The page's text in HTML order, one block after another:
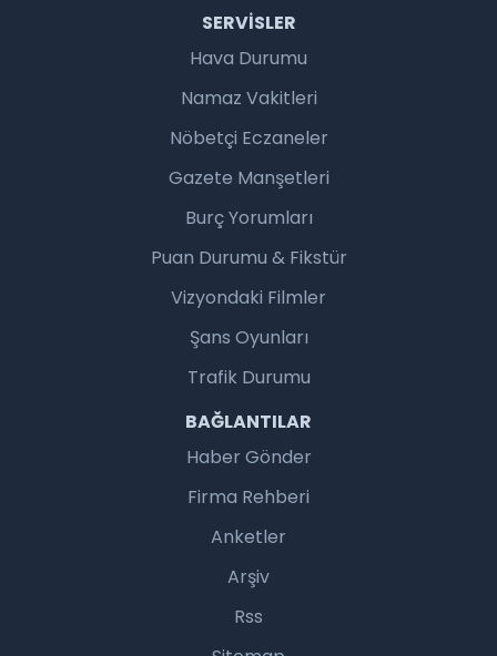
SERVISLER
Hava Durumu
Namaz Vakitleri
Nöbetçi Eczaneler
Gazete Manşetleri
Burç Yorumları
Puan Durumu & Fikstür
Vizyondaki Filmler
Şans Oyunları
Trafik Durumu
BAĞLANTILAR
Haber Gönder
Firma Rehberi
Anketler
Arşiv
Rss